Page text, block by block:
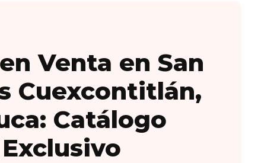
Venta en San
Cuexcontitlán,
Catálogo
Exclusivo